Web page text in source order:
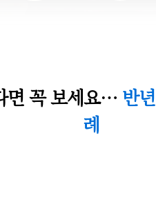
면 꼭 보세요… 반
례